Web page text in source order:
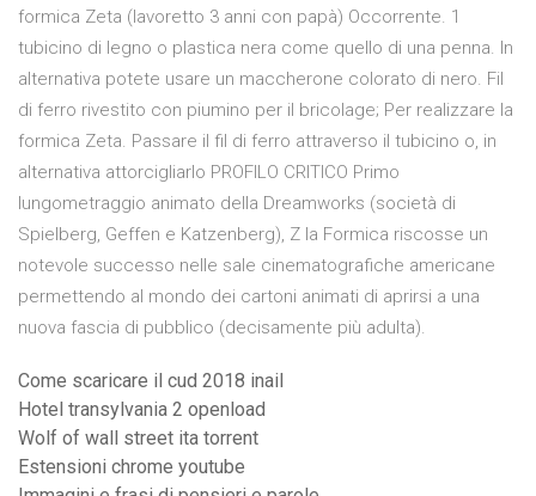
formica Zeta (lavoretto 3 anni con papà) Occorrente. 1
tubicino di legno o plastica nera come quello di una penna. In
alternativa potete usare un maccherone colorato di nero. Fil
di ferro rivestito con piumino per il bricolage; Per realizzare la
formica Zeta. Passare il fil di ferro attraverso il tubicino o, in
alternativa attorcigliarlo PROFILO CRITICO Primo
lungometraggio animato della Dreamworks (società di
Spielberg, Geffen e Katzenberg), Z la Formica riscosse un
notevole successo nelle sale cinematografiche americane
permettendo al mondo dei cartoni animati di aprirsi a una
nuova fascia di pubblico (decisamente più adulta).
Come scaricare il cud 2018 inail
Hotel transylvania 2 openload
Wolf of wall street ita torrent
Estensioni chrome youtube